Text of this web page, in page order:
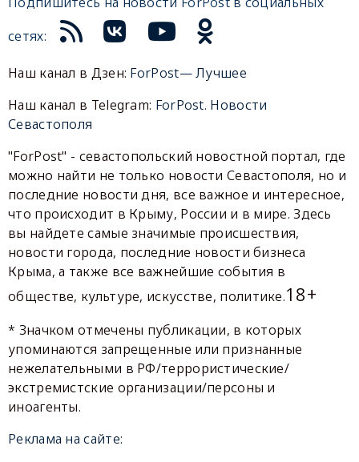
сетях:
Наш канал в Дзен: ForPost— Лучшее
Наш канал в Telegram: ForPost. Новости
Севастополя
"ForPost" - севастопольский новостной портал, где
можно найти не только новости Севастополя, но и
последние новости дня, все важное и интересное,
что происходит в Крыму, России и в мире. Здесь
вы найдете самые значимые происшествия,
новости города, последние новости бизнеса
Крыма, а также все важнейшие события в
обществе, культуре, искусстве, политике.18+
* Значком отмечены публикации, в которых
упоминаются запрещенные или признанные
нежелательными в РФ/террористические/
экстремистские организации/персоны и
иноагенты.
Реклама на сайте: